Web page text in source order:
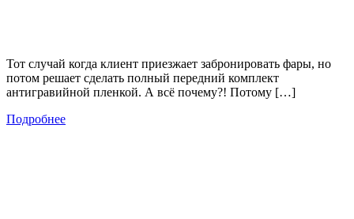
Тот случай когда клиент приезжает забронировать фары, но
потом решает сделать полный передний комплект
антигравийной пленкой. А всё почему?! Потому […]
Подробнее